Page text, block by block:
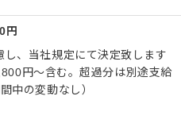
円
し、当社規定にて決定致します
円～含む。超過分は別途支給
中の変動なし）